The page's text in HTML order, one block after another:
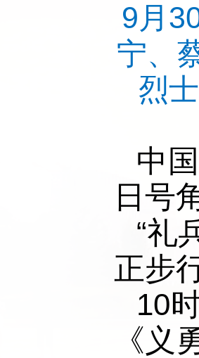
9月
宁、
烈
中
日号
“礼
正步
10
《义